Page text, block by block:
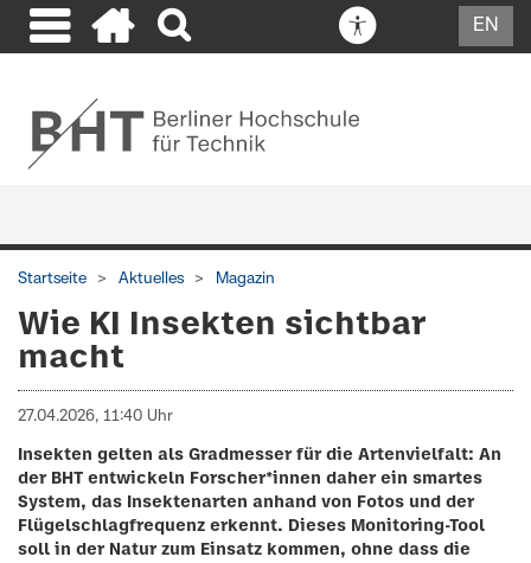
EN
Startseite Aktuelles Magazin
Wie KI Insekten sichtbar
macht
27.04.2026, 11:40 Uhr
Insekten gelten als Gradmesser für die Artenvielfalt: An
der BHT entwickeln Forscher*innen daher ein smartes
System, das Insektenarten anhand von Fotos und der
Flügelschlagfrequenz erkennt. Dieses Monitoring-Tool
soll in der Natur zum Einsatz kommen, ohne dass die